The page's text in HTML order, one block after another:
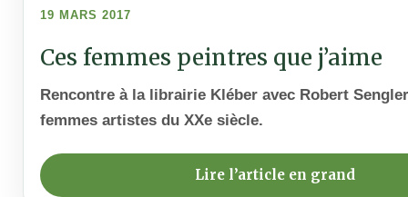
19 MARS 2017
Ces femmes peintres que j’aime
Rencontre à la librairie Kléber avec Robert
femmes artistes du XXe siècle.
Lire l’article en grand